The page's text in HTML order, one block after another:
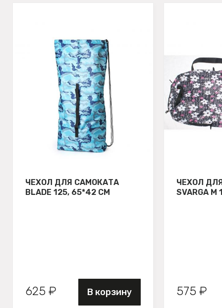
ЧЕХОЛ ДЛЯ САМОКАТА
BLADE 125, 65*42 СМ
625 ₽ В корзину
ЧЕХОЛ
SVARGA М
575 ₽